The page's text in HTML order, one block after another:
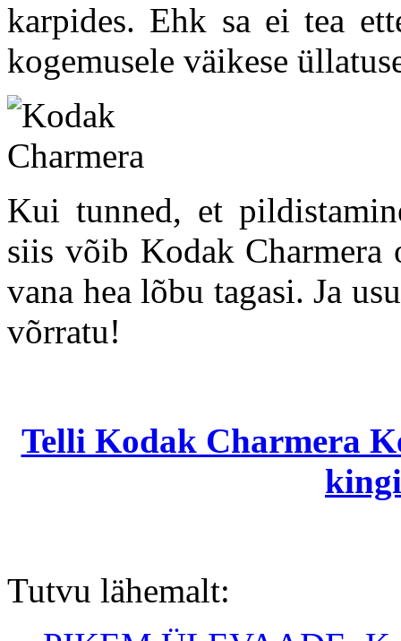
karpides. Ehk sa ei tea
kogemusele väikese
Kui tunned, et
siis võib Kodak
vana hea lõbu tagasi. Ja
võrratu!
Telli Kodak Charmera
kingi
Tutvu lähemalt: